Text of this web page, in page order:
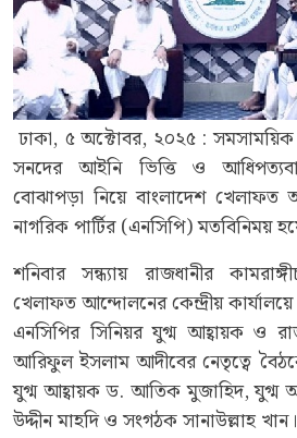
ঢাকা, ৫ অক্টোবর, ২০২৫ :
সনদের আইনি ভিত্তি ও
বোঝাপড়া নিয়ে বাংলাদেশ খেলাফত
নাগরিক পার্টির (এনসিপি) মতবিনিময়
শনিবার সন্ধ্যায় রাজধানীর
খেলাফত আন্দোলনের কেন্দ্রীয়
এনসিপির সিনিয়র যুগ্ম আহ্বায়ক ও
আরিফুল ইসলাম আদীবের নেতৃত্বে
যুগ্ম আহ্বায়ক ড. আতিক মুজাহিদ, যুগ্ম
উদ্দীন মাহদি ও সংগঠক সানাউল্লাহ খান।